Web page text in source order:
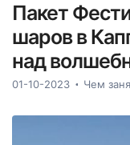
Пакет
шаров в
над
01-10-2023 Чем